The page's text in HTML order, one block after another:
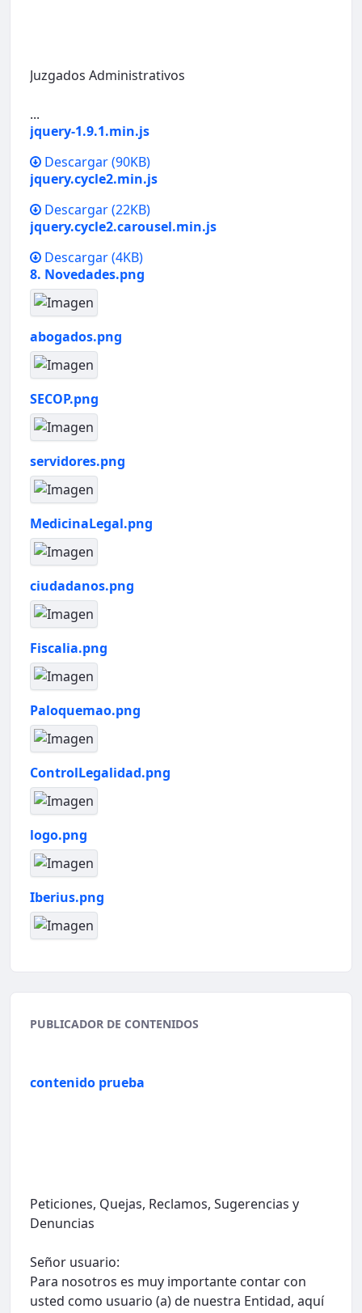
Juzgados Administrativos
...
jquery-1.9.1.min.js
Descargar(90KB)
jquery.cycle2.min.js
Descargar(22KB)
jquery.cycle2.carousel.min.js
Descargar(4KB)
8. Novedades.png
abogados.png
SECOP.png
servidores.png
MedicinaLegal.png
ciudadanos.png
Fiscalia.png
Paloquemao.png
ControlLegalidad.png
logo.png
Iberius.png
PUBLICADOR DE CONTENIDOS
contenido prueba
Peticiones, Quejas, Reclamos, Sugerencias y
Denuncias
Señor usuario:
Para nosotros es muy importante contar con
usted como usuario (a) de nuestra Entidad, aquí